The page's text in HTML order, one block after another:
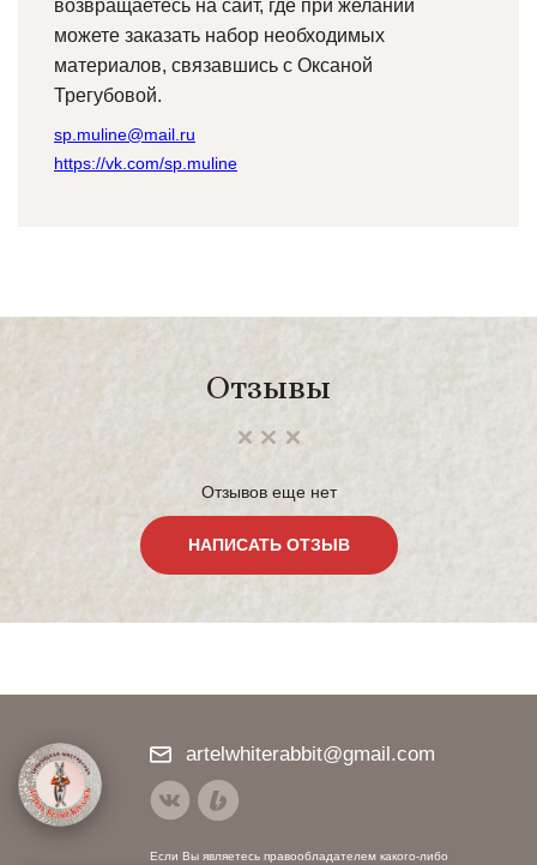
возвращаетесь на сайт, где при желании
можете заказать набор необходимых
материалов, связавшись с Оксаной
Трегубовой.
sp.muline@mail.ru
https://vk.com/sp.muline
Отзывы
Отзывов еще нет
НАПИСАТЬ ОТЗЫВ
artelwhiterabbit@gmail.com
Если Вы являетесь правообладателем какого-либо